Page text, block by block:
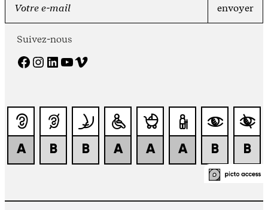
Suivez-nous
Facebook Instagram LinkedIn YouTube Vimeo